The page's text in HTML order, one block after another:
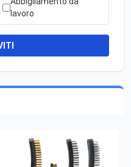
lavoro